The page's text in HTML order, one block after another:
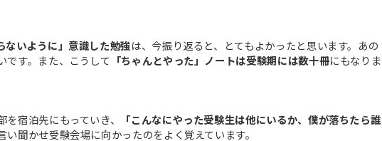
ないように」意識した勉強は、今振り返ると、とてもよかったと思います。あの
です。また、こうして 「ちゃんとやった」ノートは受験期には数十冊にもなりま
宿泊先にもっていき、
「こんなにやった受験生は他にいるか、僕が落ちたら誰
い聞かせ受験会場に向かったのをよく覚えています。